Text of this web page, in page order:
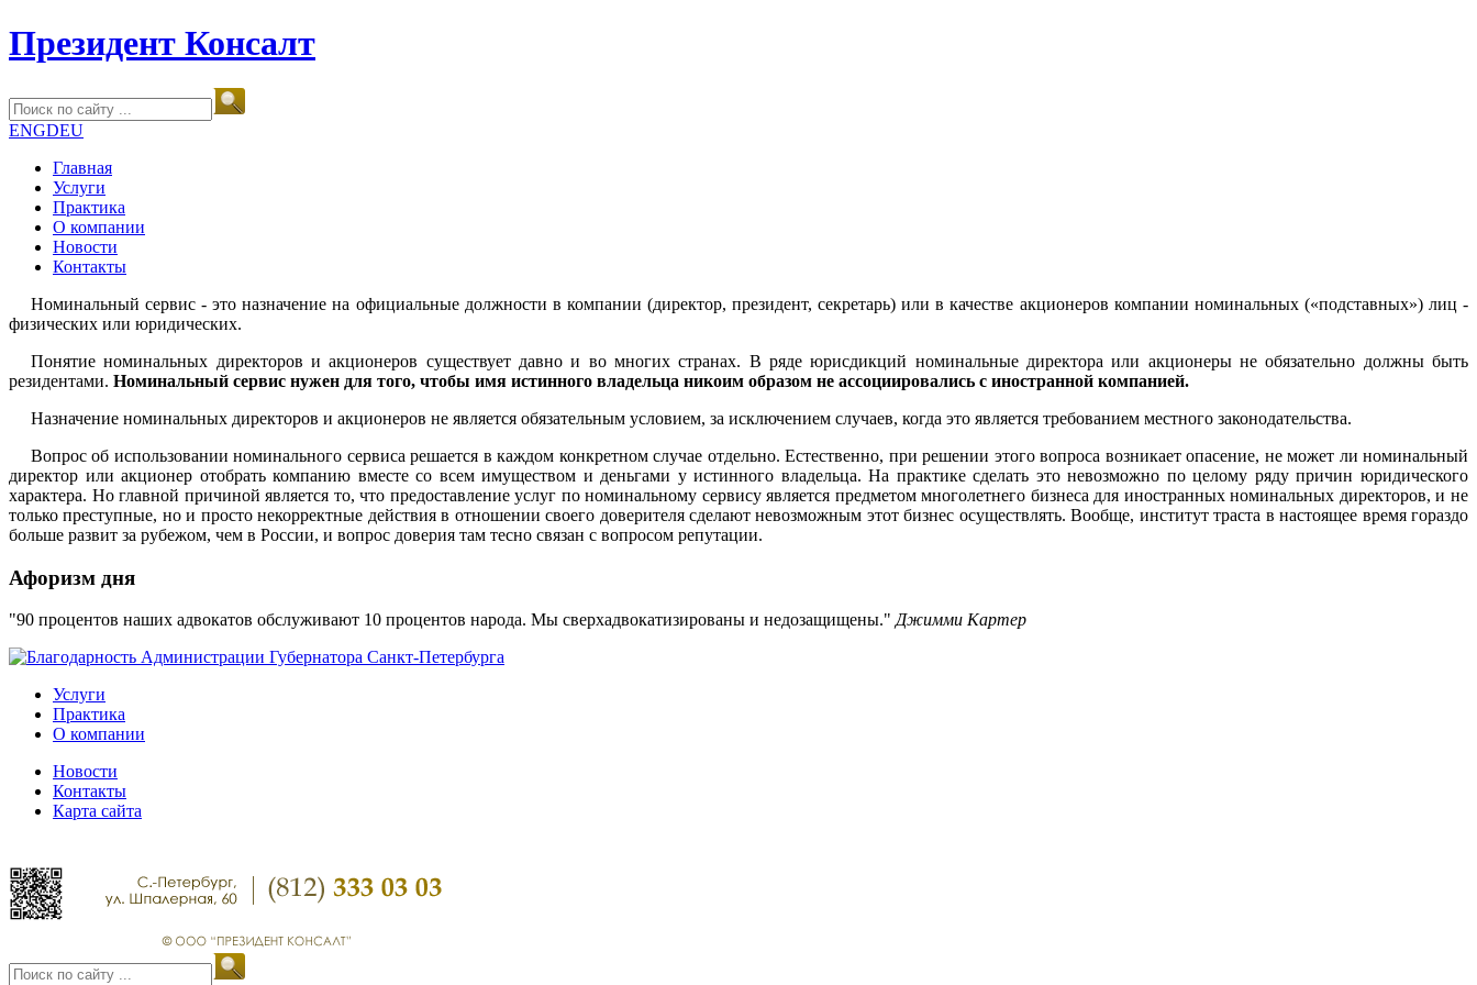
Президент Консалт
ENGDEU
Главная
Услуги
Практика
О компании
Новости
Контакты
Номинальный сервис - это назначение на официальные должности в компании (директор, президент, секретарь) или в качестве акционеров компании номинальных («подставных») лиц -
физических или юридических.
Понятие номинальных директоров и акционеров существует давно и во многих странах. В ряде юрисдикций номинальные директора или акционеры не обязательно должны быть
резидентами. Номинальный сервис нужен для того, чтобы имя истинного владельца никоим образом не ассоциировались с иностранной компанией.
Назначение номинальных директоров и акционеров не является обязательным условием, за исключением случаев, когда это является требованием местного законодательства.
Вопрос об использовании номинального сервиса решается в каждом конкретном случае отдельно. Естественно, при решении этого вопроса возникает опасение, не может ли номинальный
директор или акционер отобрать компанию вместе со всем имуществом и деньгами у истинного владельца. На практике сделать это невозможно по целому ряду причин юридического
характера. Но главной причиной является то, что предоставление услуг по номинальному сервису является предметом многолетнего бизнеса для иностранных номинальных директоров, и не
только преступные, но и просто некорректные действия в отношении своего доверителя сделают невозможным этот бизнес осуществлять. Вообще, институт траста в настоящее время гораздо
больше развит за рубежом, чем в России, и вопрос доверия там тесно связан с вопросом репутации.
Афоризм дня
90 процентов наших адвокатов обслуживают 10 процентов народа. Мы сверхадвокатизированы и недозащищены. Джимми Картер
Услуги
Практика
О компании
Новости
Контакты
Карта сайта